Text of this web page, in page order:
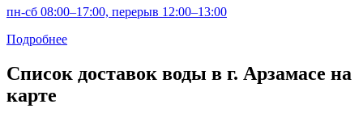
пн-сб 08:00–17:00, перерыв 12:00–13:00
Подробнее
Список доставок воды в г. Арзамасе на
карте